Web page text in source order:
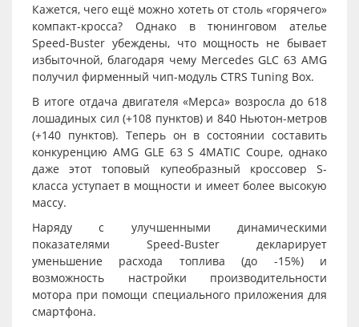
Кажется, чего ещё можно хотеть от столь «горячего»
компакт-кросса? Однако в тюнинговом ателье
Speed-Buster убеждены, что мощность не бывает
избыточной, благодаря чему Mercedes GLC 63 AMG
получил фирменный чип-модуль CTRS Tuning Box.
В итоге отдача двигателя «Мерса» возросла до 618
лошадиных сил (+108 пунктов) и 840 Ньютон-метров
(+140 пунктов). Теперь он в состоянии составить
конкуренцию AMG GLE 63 S 4MATIC Coupe, однако
даже этот топовый купеобразный кроссовер S-
класса уступает в мощности и имеет более высокую
массу.
Наряду с улучшенными динамическими
показателями Speed-Buster декларирует
уменьшение расхода топлива (до -15%) и
возможность настройки производительности
мотора при помощи специального приложения для
смартфона.